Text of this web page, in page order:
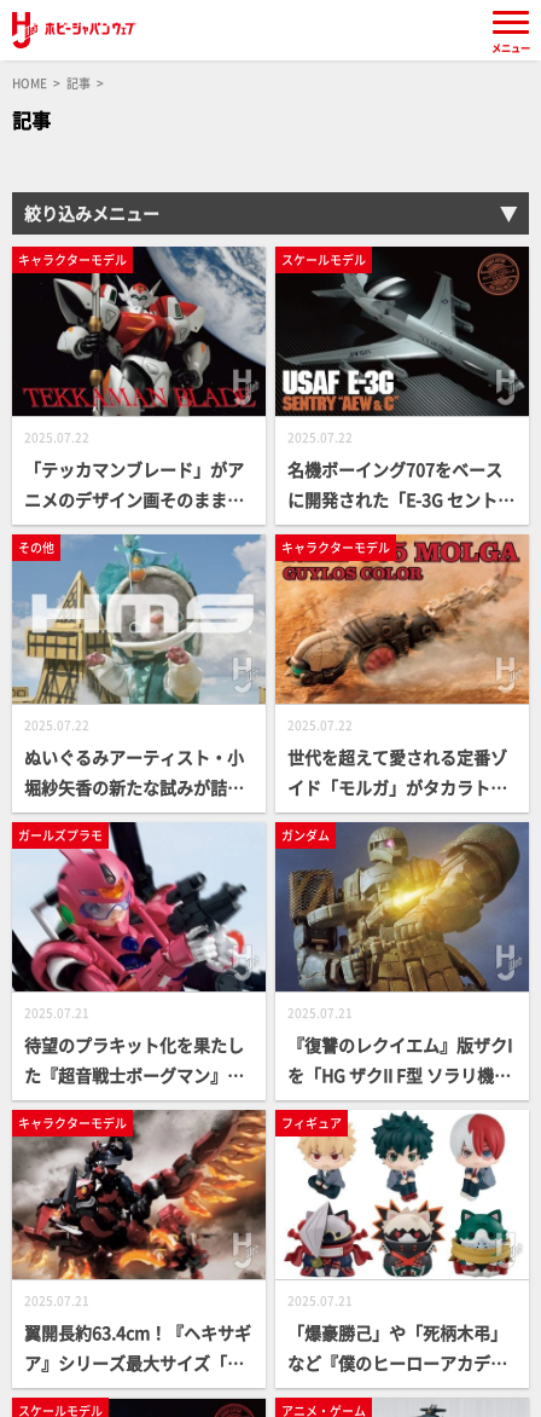
HOME 記事
記事
絞り込みメニュー
キャラクターモデル
2025.07.22
「テッカマンブレード」がア
ニメのデザイン画そのままに
MODEROID化！ キットの素
性を活かし極力シンプルに製
作する【宇宙の騎士テッカマ
ンブレード】
スケールモデル
2025.07.22
名機ボーイング707をベース
に開発された「E-3G セントリ
ー」が登場！ 『歩哨』の名を
持つ早期警戒管制機を製作。
多数のアンテナ類を自作し仕
上げる
その他
2025.07.22
ぬいぐるみアーティスト・小
堀紗矢香の新たな試みが詰ま
った「GOKKO -カイジュウ-」
が登場！ 世界観ごと作り上げ
られた愛らしい作品をお届け
【H.M.S.】
キャラクターモデル
2025.07.22
世代を超えて愛される定番ゾ
イド「モルガ」がタカラトミ
ーの「リアライズモデル」に
登場！ ウェザリング＆ディテ
ールアップで砂漠戦仕様をイ
メージした作例でキットレビ
ュー!!【ZOIDS】
ガールズプラモ
2025.07.21
待望のプラキット化を果たし
た『超音戦士ボーグマン』の
ヒロイン「アニス・ファー
ム」を後ハメ加工と美しい塗
装表現で魅せる！
ガンダム
2025.07.21
『復讐のレクイエム』版ザクI
を「HG ザクII F型 ソラリ機」
からお気楽セミスクラッチ！
ウェザリング仕上げの“旧ザ
ク”をご覧あれ【機動戦士ガン
ダム 復讐のレクイエム】
キャラクターモデル
2025.07.21
翼開長約63.4cm！『ヘキサギ
ア』シリーズ最大サイズ「ゼ
ニス・リヴェール」が降臨！
フィギュア
2025.07.21
「爆豪勝己」や「死柄木弔」
など『僕のヒーローアカデミ
ア』キャラクター達が続々と
スケールモデル アニメ・ゲーム
メニュー